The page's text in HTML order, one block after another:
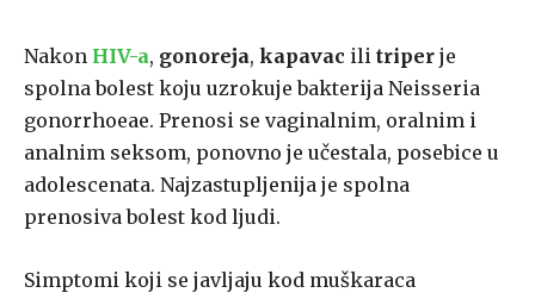
Nakon HIV-a, gonoreja, kapavac ili triper je
spolna bolest koju uzrokuje bakterija Neisseria
gonorrhoeae. Prenosi se vaginalnim, oralnim i
analnim seksom, ponovno je učestala, posebice u
adolescenata. Najzastupljenija je spolna
prenosiva bolest kod ljudi.
Simptomi koji se javljaju kod muškaraca